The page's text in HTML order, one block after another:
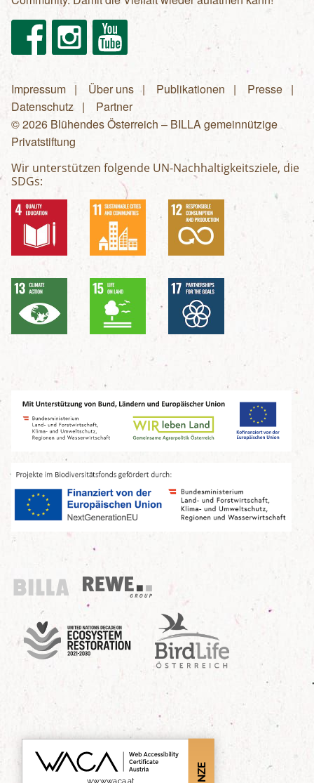
FacebookInstagram Youtube
Fußzeilenmenü
Impressum Über uns Publikationen
Presse
Datenschutz
Partner
© 2026 Blühendes Österreich – BILLA gemeinnützige
Privatstiftung
Wir unterstützen folgende UN-Nachhaltigkeitsziele, die
SDGs:
Billa
REWE Group
UN Decade
Birdlife